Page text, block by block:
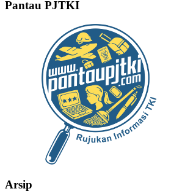
Pantau PJTKI
Arsip